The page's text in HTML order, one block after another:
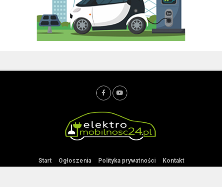
Start Ogłoszenia Polityka prywatności Kontakt